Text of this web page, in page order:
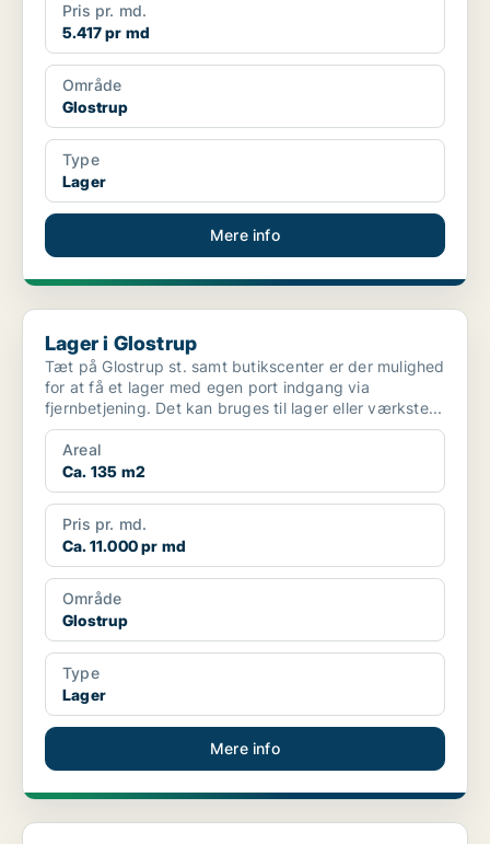
Pris pr. md.
5.417 pr md
Område
Glostrup
Type
Lager
Mere info
Lager i Glostrup
Lager i Glostrup
Tæt på Glostrup st. samt butikscenter er der mulighed
for at få et lager med egen port indgang via
fjernbetjening. Det kan bruges til lager eller værkste...
Areal
Ca. 135 m2
Pris pr. md.
Ca. 11.000 pr md
Område
Glostrup
Type
Lager
Mere info
Lager i Glostrup